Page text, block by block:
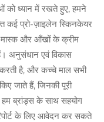
को ध्यान में रखते हुए, हमने
कई प्रो-ज़ाइलेन स्किनकेयर
मास्क और आँखों के क्रीम
अनुसंधान एवं विकास
करती है, और कच्चे माल सभी
जाते हैं, जिनकी पूरी
हम ब्रांड्स के साथ सहयोग
के लिए आवेदन कर सकते